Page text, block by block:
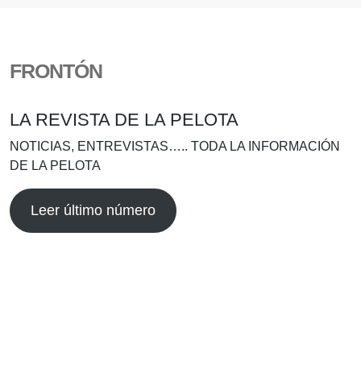
FRONTÓN
LA REVISTA DE LA PELOTA
NOTICIAS, ENTREVISTAS….. TODA LA INFORMACIÓN
DE LA PELOTA
Leer último número